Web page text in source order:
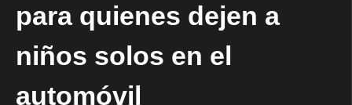
para quienes dejen a
niños solos en el
automóvil